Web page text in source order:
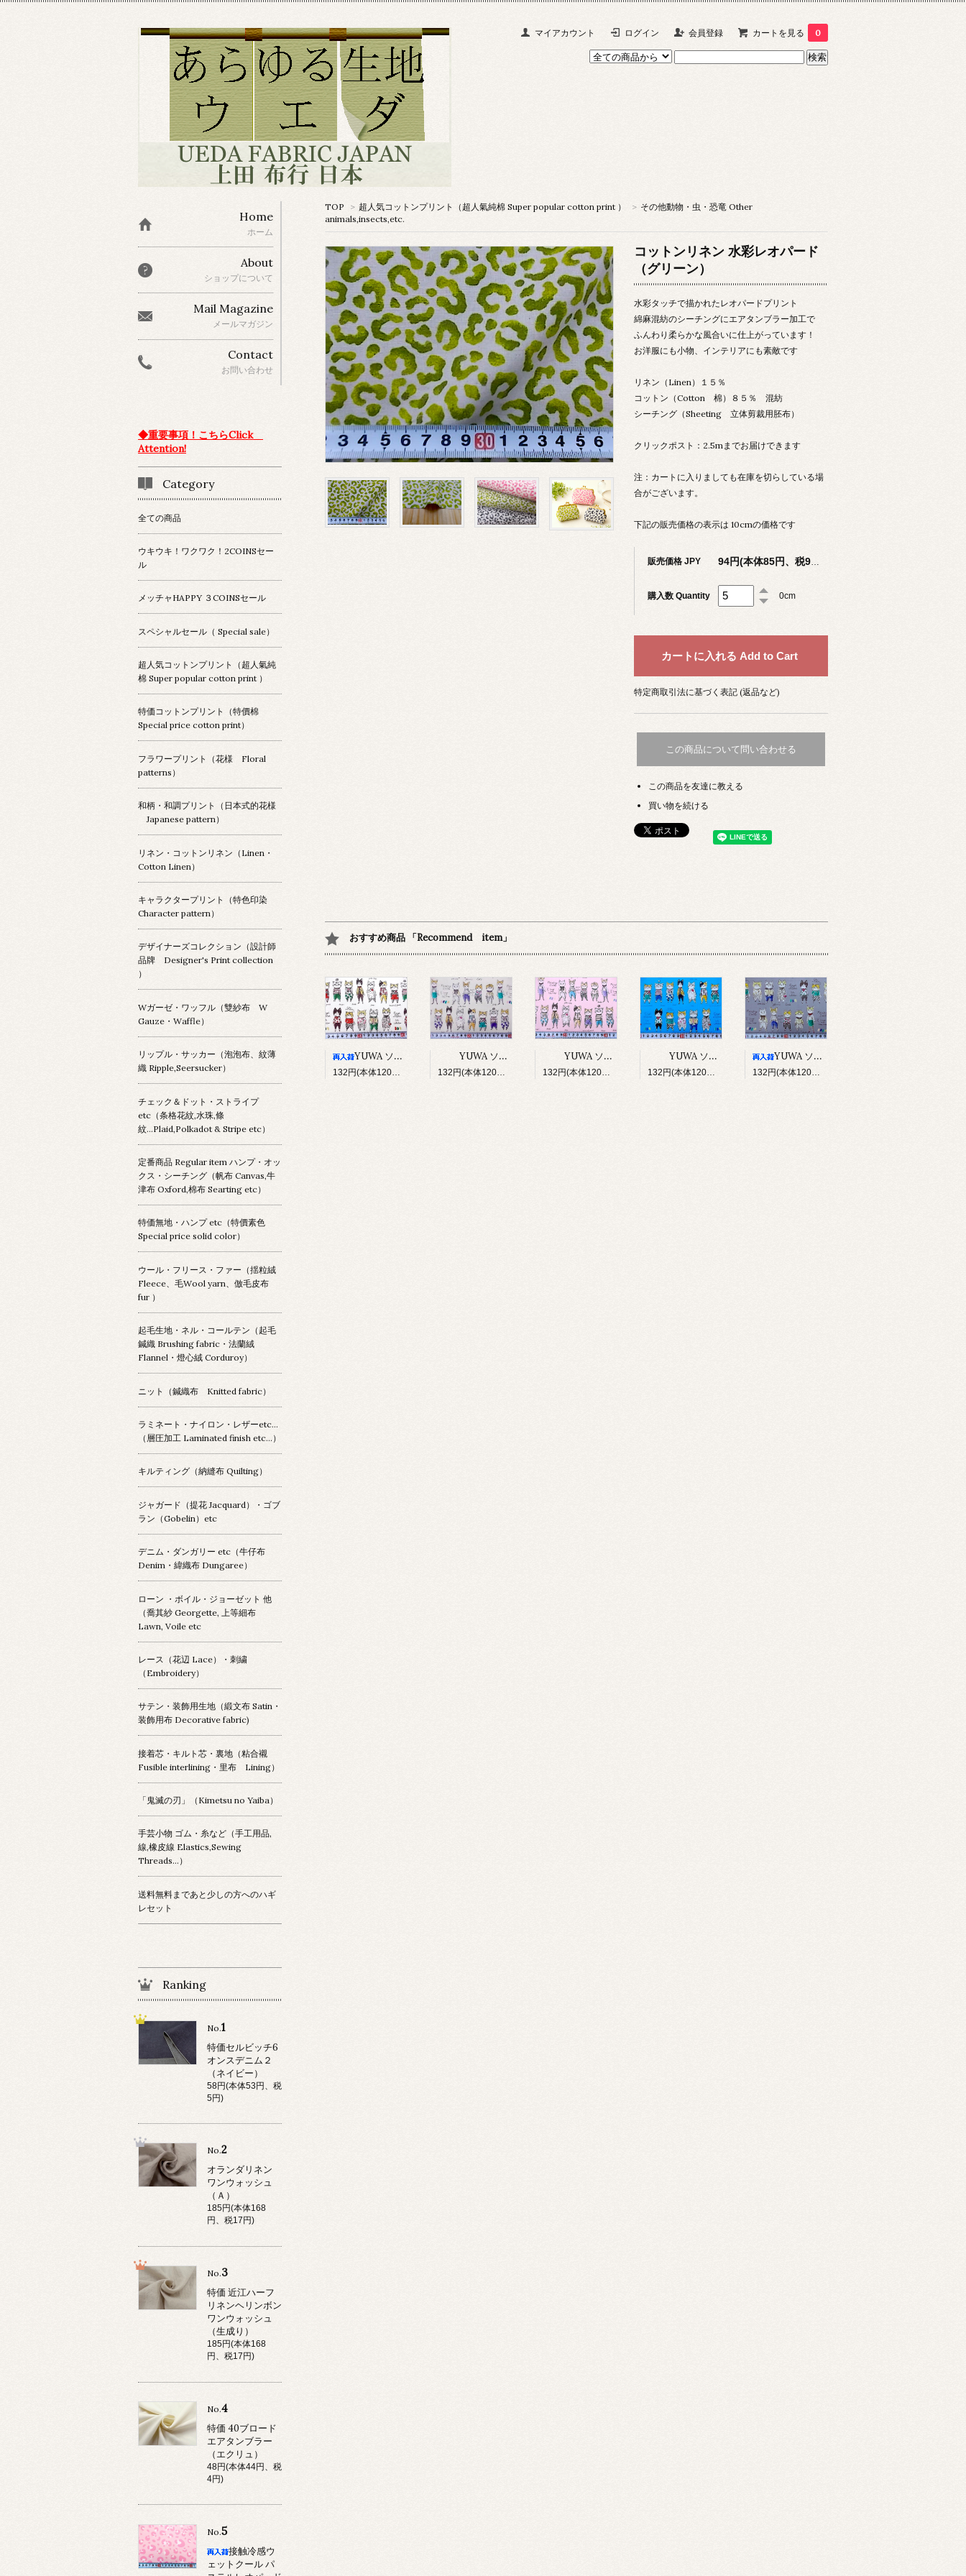
マイアカウント ログイン 会員登録 カートを見る 0
TOP > 超人気コットンプリント（超人氣純棉 Super popular cotton print ） > その他動物・虫・恐竜 Other
animals,insects,etc.
コットンリネン 水彩レオパード
（グリーン）
水彩タッチで描かれたレオパードプリント
綿麻混紡のシーチングにエアタンブラー加工で
ふんわり柔らかな風合いに仕上がっています！
お洋服にも小物、インテリアにも素敵です
リネン（Linen）１５％
コットン（Cotton 棉）８５％ 混紡
シーチング（Sheeting 立体剪裁用胚布）
クリックポスト：2.5mまでお届けできます
注：カートに入りましても在庫を切らしている場
合がございます。
下記の販売価格の表示は 10cmの価格です
販売価格 JPY
購入数 Quantity 0cm
特定商取引法に基づく表記 (返品など)
この商品について問い合わせる
この商品を友達に教える
買い物を続ける
おすすめ商品 「Recommend item」
YUWA ソバカスキッズ Rough sketch（アイボリー）
132円(本体120円、税12円)
YUWA ソバカスキッズ Rough sketch（ライトグレージュ）
132円(本体120円、税12円)
YUWA ソバカスキッズ Rough sketch（ライトピンク）
132円(本体120円、税12円)
YUWA ソバカスキッズ Rough sketch（ブルー）
132円(本体120円、税12円)
YUWA ソバカスキッズ Rough sketch（グレー）
132円(本体120円、税12円)
Home
ホーム
About
ショップについて
Mail Magazine
メールマガジン
Contact
お問い合わせ
◆重要事項！こちらClick
Attention!
Category
全ての商品
ウキウキ！ワクワク！2COINSセー
ル
メッチャHAPPY ３COINSセール
スペシャルセール（ Special sale）
超人気コットンプリント（超人氣純
棉 Super popular cotton print ）
特価コットンプリント（特價棉
Special price cotton print）
フラワープリント（花様 Floral
patterns）
和柄・和調プリント（日本式的花様
Japanese pattern）
リネン・コットンリネン（Linen・
Cotton Linen）
キャラクタープリント（特色印染
Character pattern）
デザイナーズコレクション（設計師
品牌 Designer's Print collection
）
Wガーゼ・ワッフル（雙紗布 W
Gauze・Waffle）
リップル・サッカー（泡泡布、紋薄
織 Ripple,Seersucker）
チェック＆ドット・ストライプ
etc（条格花紋,水珠,條
紋...Plaid,Polkadot & Stripe etc）
定番商品 Regular item ハンプ・オッ
クス・シーチング（帆布 Canvas,牛
津布 Oxford,棉布 Searting etc）
特価無地・ハンプ etc（特價素色
Special price solid color）
ウール・フリース・ファー（揺粒絨
Fleece、毛Wool yarn、倣毛皮布
fur ）
起毛生地・ネル・コールテン（起毛
鍼織 Brushing fabric・法蘭絨
Flannel・燈心絨 Corduroy）
ニット（鍼織布 Knitted fabric）
ラミネート・ナイロン・レザーetc…
（層圧加工 Laminated finish etc…）
キルティング（納縫布 Quilting）
ジャガード（提花 Jacquard）・ゴブ
ラン（Gobelin）etc
デニム・ダンガリー etc（牛仔布
Denim・緯織布 Dungaree）
ローン ・ボイル・ジョーゼット 他
（喬其紗 Georgette, 上等細布
Lawn, Voile etc
レース（花辺 Lace）・刺繍
（Embroidery）
サテン・装飾用生地（緞文布 Satin・
装飾用布 Decorative fabric)
接着芯・キルト芯・裏地（粘合襯
Fusible interlining・里布 Lining）
「鬼滅の刃」（Kimetsu no Yaiba）
手芸小物 ゴム・糸など（手工用品,
線,橡皮線 Elastics,Sewing
Threads...）
送料無料まであと少しの方へのハギ
レセット
Ranking
No.1
特価セルビッチ6
オンスデニム２
（ネイビー）
58円(本体53円、税
5円)
No.2
オランダリネン
ワンウォッシュ
（Ａ）
185円(本体168
円、税17円)
No.3
特価 近江ハーフ
リネンヘリンボン
ワンウォッシュ
（生成り）
185円(本体168
円、税17円)
No.4
特価 40ブロード
エアタンブラー
（エクリュ）
48円(本体44円、税
4円)
No.5
接触冷感ウ
ェットクール パ